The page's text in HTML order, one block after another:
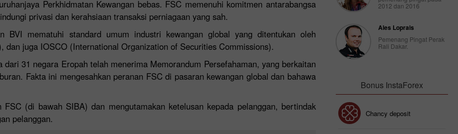
Perkhidmatan Kewangan bebas. FSC memenuhi komitmen antarabangsa
privasi dan kerahsiaan transaksi perniagaan yang sah.
BVI mematuhi standard umum industri kewangan global yang ditentukan oleh
juga IOSCO (International Organization of Securities Commissions).
31 negara Eropah telah menerima Memorandum Persefahaman, yang berkaitan
Fakta ini mengesahkan peranan FSC di pasaran kewangan global dan bahawa
(di bawah SIBA) dan mengutamakan ketelusan kepada pelanggan, bertindak
pelanggan.
2012 dan 2016
Ales Loprais
Pemenang Pingat Perak
Rali Dakar.
Bonus InstaForex
Bonus 30% Chancy deposit